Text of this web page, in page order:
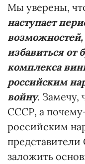
Мы уверены,
наступает
избавиться от
комплекса
российским
войну. Замечу,
СССР, а
российским
заложить